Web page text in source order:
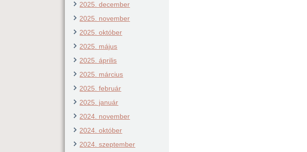
2025. december
2025. november
2025. október
2025. május
2025. április
2025. március
2025. február
2025. január
2024. november
2024. október
2024. szeptember